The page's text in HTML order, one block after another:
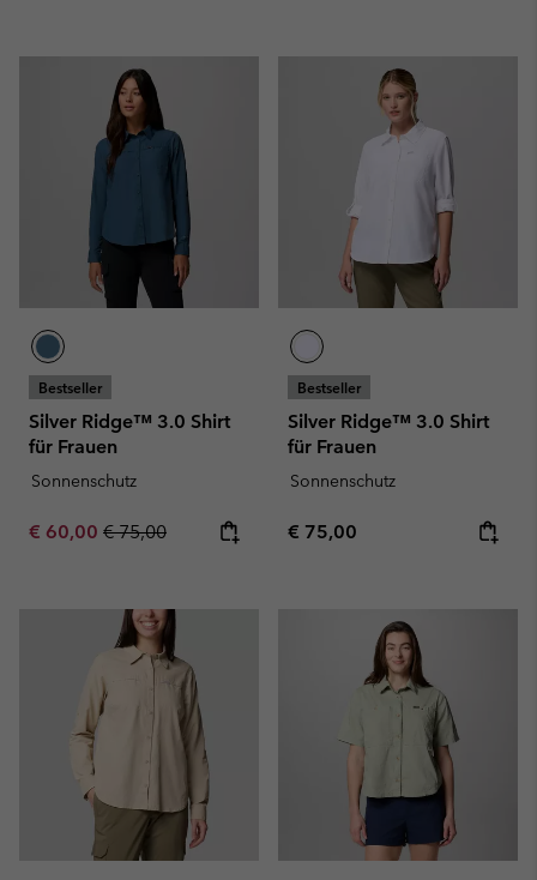
Bestseller
Silver Ridge™ 3.0 Shirt
für Frauen
Sonnenschutz
Sale price:
€ 60,00 Regular price:
€ 75,00
Bestseller
Silver Ridge™ 3.0 Shirt
für Frauen
Sonnenschutz
Regular price:
€ 75,00